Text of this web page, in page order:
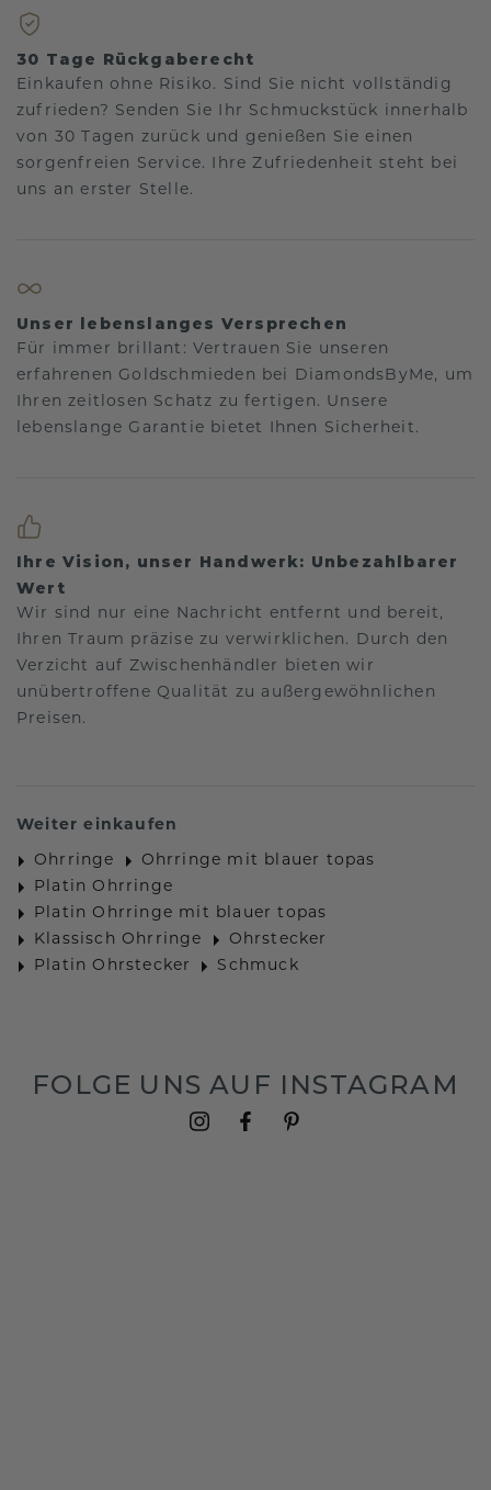
30 Tage Rückgaberecht
Einkaufen ohne Risiko. Sind Sie nicht vollständig
zufrieden? Senden Sie Ihr Schmuckstück innerhalb
von 30 Tagen zurück und genießen Sie einen
sorgenfreien Service. Ihre Zufriedenheit steht bei
uns an erster Stelle.
Unser lebenslanges Versprechen
Für immer brillant: Vertrauen Sie unseren
erfahrenen Goldschmieden bei DiamondsByMe, um
Ihren zeitlosen Schatz zu fertigen. Unsere
lebenslange Garantie bietet Ihnen Sicherheit.
Ihre Vision, unser Handwerk: Unbezahlbarer
Wert
Wir sind nur eine Nachricht entfernt und bereit,
Ihren Traum präzise zu verwirklichen. Durch den
Verzicht auf Zwischenhändler bieten wir
unübertroffene Qualität zu außergewöhnlichen
Preisen.
Weiter einkaufen
Ohrringe
Ohrringe mit blauer topas
Platin Ohrringe
Platin Ohrringe mit blauer topas
Klassisch Ohrringe
Ohrstecker
Platin Ohrstecker
Schmuck
FOLGE UNS AUF INSTAGRAM